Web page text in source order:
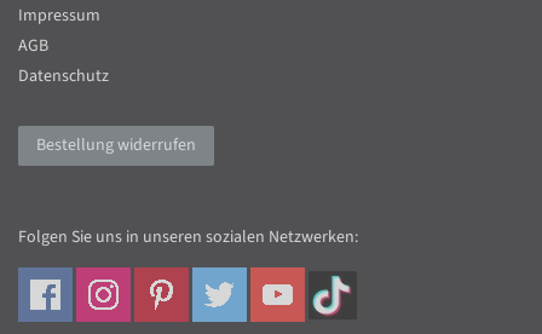
Impressum
AGB
Datenschutz
Bestellung widerrufen
Folgen Sie uns in unseren sozialen Netzwerken: